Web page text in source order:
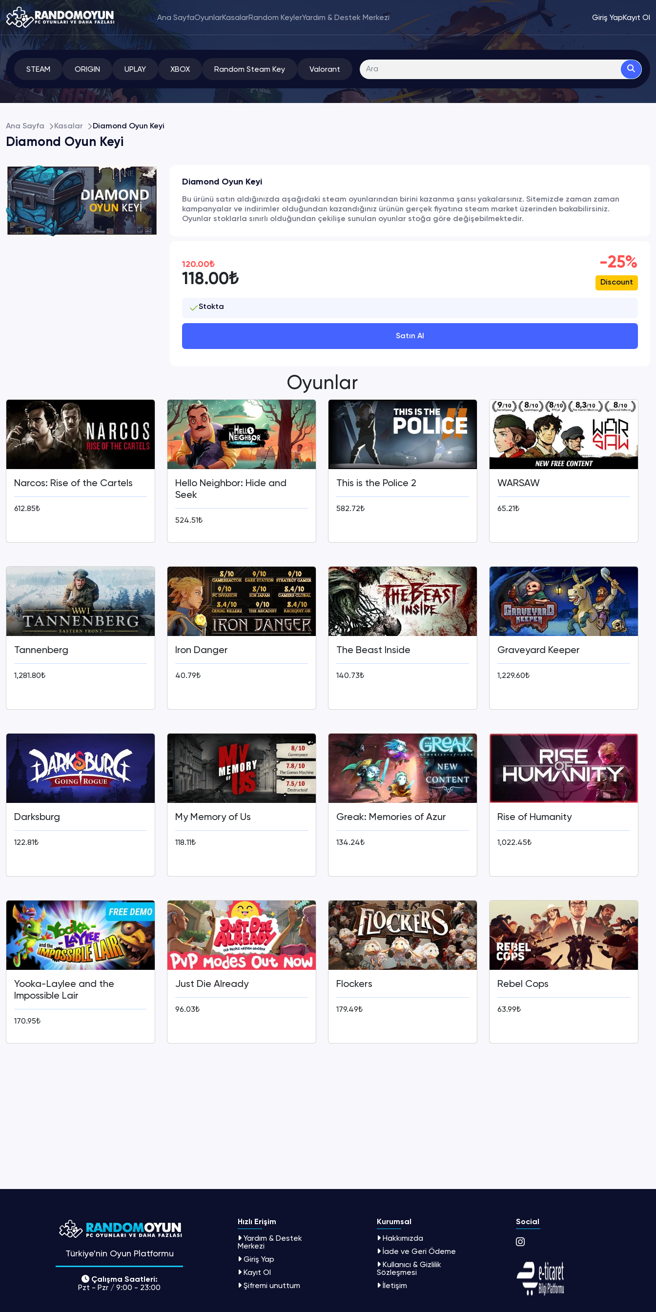
Ana SayfaOyunlarKasalarRandom KeylerYardım & Destek Merkezi Giriş YapKayıt Ol
STEAM ORIGIN UPLAY XBOX Random Steam Key Valorant
Ana Sayfa Kasalar Diamond Oyun Keyi
Diamond Oyun Keyi
Diamond Oyun Keyi
Bu ürünü satın aldığınızda aşağıdaki steam oyunlarından birini kazanma şansı yakalarsınız. Sitemizde zaman zaman
kampanyalar ve indirimler olduğundan kazandığınız ürünün gerçek fiyatına steam market üzerinden bakabilirsiniz.
Oyunlar stoklarla sınırlı olduğundan çekilişe sunulan oyunlar stoğa göre değişebilmektedir.
120.00₺
118.00₺
-25%
Discount
Stokta
Satın Al
Oyunlar
Narcos: Rise of the Cartels
612.85₺
Hello Neighbor: Hide and
Seek
524.51₺
This is the Police 2
582.72₺
WARSAW
65.21₺
Tannenberg
1,281.80₺
Iron Danger
40.79₺
The Beast Inside
140.73₺
Graveyard Keeper
1,229.60₺
Darksburg
122.81₺
My Memory of Us
118.11₺
Greak: Memories of Azur
134.24₺
Rise of Humanity
1,022.45₺
Yooka-Laylee and the
Impossible Lair
170.95₺
Just Die Already
96.03₺
Flockers
179.49₺
Rebel Cops
63.99₺
Türkiye'nin Oyun Platformu
Çalışma Saatleri:
Pzt - Pzr / 9:00 - 23:00
Hızlı Erişim
Yardım & Destek
Merkezi
Giriş Yap
Kayıt Ol
Şifremi unuttum
Kurumsal
Hakkımızda
İade ve Geri Ödeme
Kullanıcı & Gizlilik
Sözleşmesi
İletişim
Social